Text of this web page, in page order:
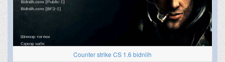
Counter strike CS 1.6 bidniih